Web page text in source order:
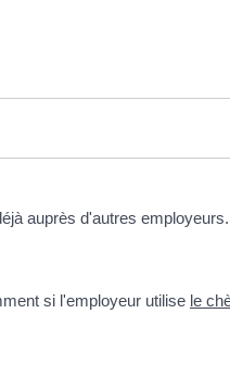
auprès d'autres employeurs.
si l'employeur utilise le